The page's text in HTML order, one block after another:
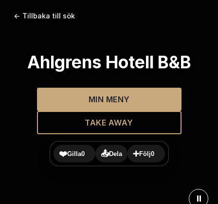
← Tillbaka till sök
Ahlgrens Hotell B&B
MIN MENY
TAKE AWAY
❤️Gilla0 📤Dela ➕Följ0
⏸